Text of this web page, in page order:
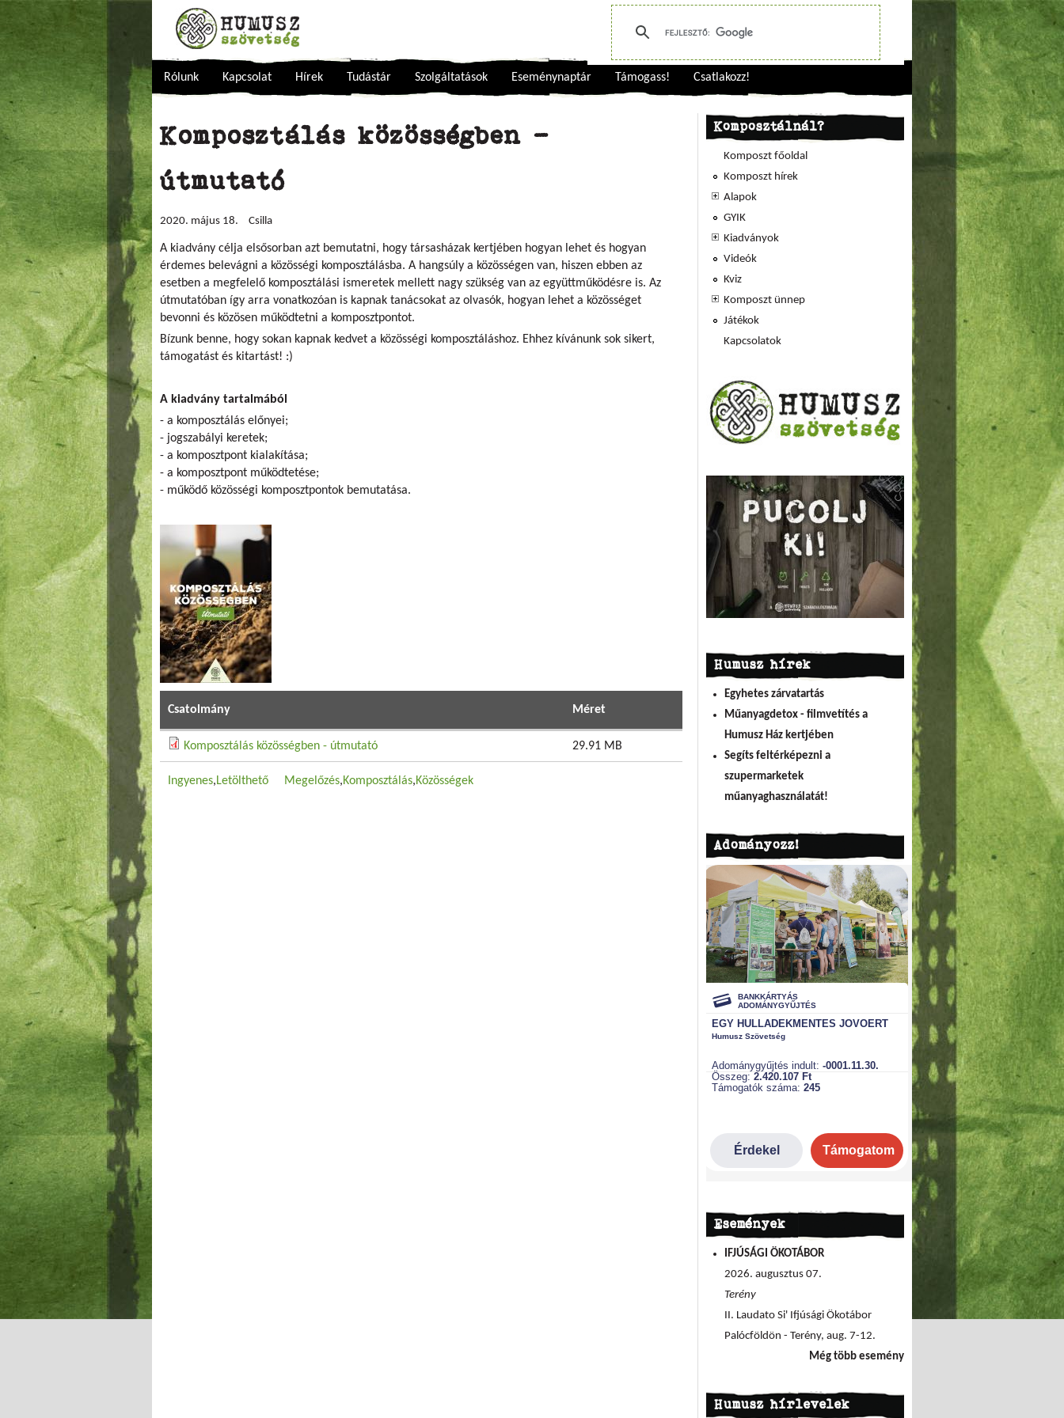
Rólunk Kapcsolat Hírek Tudástár Szolgáltatások Eseménynaptár Támogass! Csatlakozz!
Komposztálás közösségben -
útmutató
2020. május 18. Csilla
A kiadvány célja elsősorban azt bemutatni, hogy társasházak kertjében hogyan lehet és hogyan
érdemes belevágni a közösségi komposztálásba. A hangsúly a közösségen van, hiszen ebben az
esetben a megfelelő komposztálási ismeretek mellett nagy szükség van az együttműködésre is. Az
útmutatóban így arra vonatkozóan is kapnak tanácsokat az olvasók, hogyan lehet a közösséget
bevonni és közösen működtetni a komposztpontot.
Bízunk benne, hogy sokan kapnak kedvet a közösségi komposztáláshoz. Ehhez kívánunk sok sikert,
támogatást és kitartást! :)
A kiadvány tartalmából
- a komposztálás előnyei;
- jogszabályi keretek;
- a komposztpont kialakítása;
- a komposztpont működtetése;
- működő közösségi komposztpontok bemutatása.
Csatolmány Méret
Komposztálás közösségben - útmutató 29.91 MB
Ingyenes Letölthető Megelőzés Komposztálás Közösségek
Komposztálnál?
Komposzt főoldal
Komposzt hírek
Alapok
GYIK
Kiadványok
Videók
Kviz
Komposzt ünnep
Játékok
Kapcsolatok
Humusz hírek
Egyhetes zárvatartás
Műanyagdetox - filmvetítés a
Humusz Ház kertjében
Segíts feltérképezni a
szupermarketek
műanyaghasználatát!
Adományozz!
Események
IFJÚSÁGI ÖKOTÁBOR
2026. augusztus 07.
Terény
II. Laudato Si' Ifjúsági Ökotábor
Palócföldön - Terény, aug. 7-12.
Még több esemény
Humusz hírlevelek